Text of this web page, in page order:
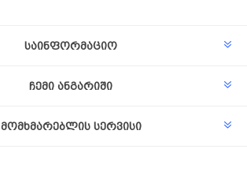
საინფორმაციო
ჩემი ანგარიში
მომხმარებლის სერვისი